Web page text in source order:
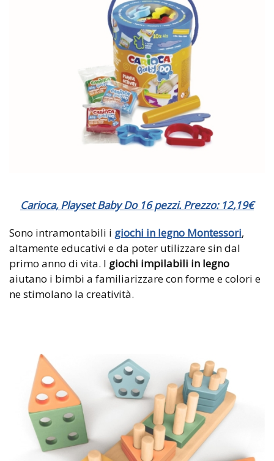
Carioca, Playset Baby Do 16 pezzi. Prezzo: 12,19€
Sono intramontabili i giochi in legno Montessori,
altamente educativi e da poter utilizzare sin dal
primo anno di vita. I giochi impilabili in legno
aiutano i bimbi a familiarizzare con forme e colori e
ne stimolano la creatività.